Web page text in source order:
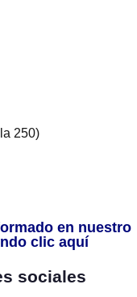
250)
en nuestro
clic aquí
sociales